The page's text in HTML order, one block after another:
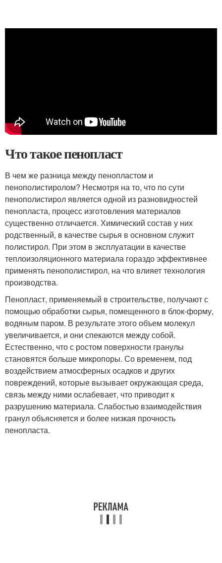
Что такое пенопласт
В чем же разница между пенопластом и
пенополистиролом? Несмотря на то, что по сути
пенополистирол является одной из разновидностей
пенопласта, процесс изготовления материалов
существенно отличается. Химический состав у них
родственный, в качестве сырья в основном служит
полистирол. При этом в эксплуатации в качестве
теплоизоляционного материала гораздо эффективнее
применять пенополистирол, на что влияет технология
производства.
Пенопласт, применяемый в строительстве, получают с
помощью обработки сырья, помещенного в блок-форму,
водяным паром. В результате этого объем молекул
увеличивается, и они спекаются между собой.
Естественно, что с ростом поверхности гранулы
становятся больше микропоры. Со временем, под
воздействием атмосферных осадков и других
повреждений, которые вызывает окружающая среда,
связь между ними ослабевает, что приводит к
разрушению материала. Слабостью взаимодействия
гранул объясняется и более низкая прочность
пенопласта.